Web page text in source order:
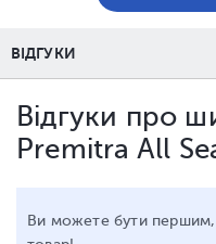
ВІДГУКИ
Відгуки про
Premitra All
Ви можете бути першим,